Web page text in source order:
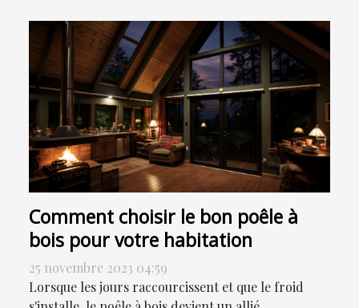
Comment choisir le bon poêle à
bois pour votre habitation
25 novembre 2023 04:59
Lorsque les jours raccourcissent et que le froid